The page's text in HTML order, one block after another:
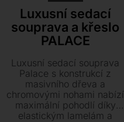
Luxusní sedací
souprava a křeslo
PALACE
Luxusní sedací souprava
Palace s konstrukcí z
masivního dřeva a
chromovými nohami nabízí
maximální pohodlí díky
elastickým lamelám a